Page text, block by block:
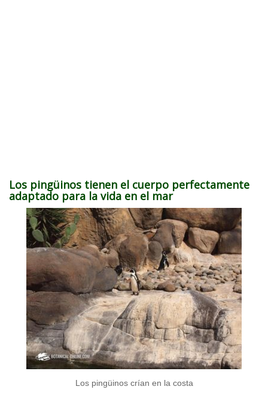
Los pingüinos tienen el cuerpo perfectamente
adaptado para la vida en el mar
Los pingüinos crían en la costa